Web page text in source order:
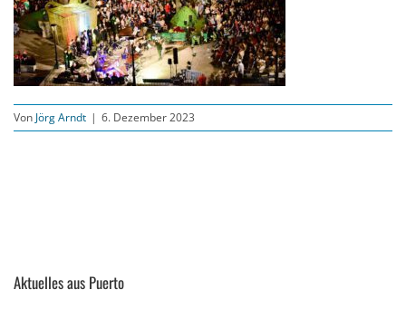
Von Jörg Arndt | 6. Dezember 2023
Aktuelles aus Puerto